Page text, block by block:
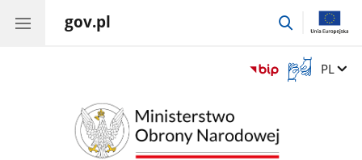
gov.pl
przejdź
Otwórz
okno
Zmień
PL